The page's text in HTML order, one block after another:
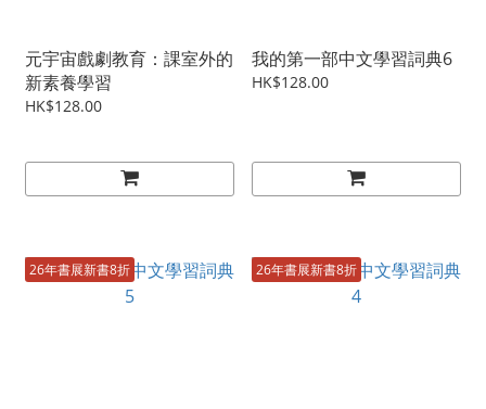
元宇宙戲劇教育：課室外的
新素養學習
HK$128.00
我的第一部中文學習詞典6
HK$128.00
26年書展新書8折 26年書展新書8折